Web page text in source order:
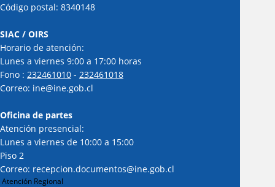
Código postal: 8340148
SIAC / OIRS
Horario de atención:
Lunes a viernes 9:00 a 17:00 horas
Fono : 232461010 - 232461018
Correo: ine@ine.gob.cl
Oficina de partes
Atención presencial:
Lunes a viernes de 10:00 a 15:00
Piso 2
Correo: recepcion.documentos@ine.gob.cl
Atención Regional